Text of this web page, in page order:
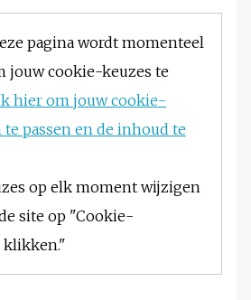
pagina wordt momenteel
jouw cookie-keuzes te
hier om jouw cookie-
passen en de inhoud te
op elk moment wijzigen
site op "Cookie-